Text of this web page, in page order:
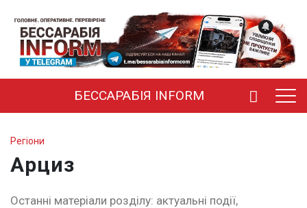
БЕССАРАБІЯ INFORM
Регіони
Арциз
Останні матеріали розділу: актуальні події,